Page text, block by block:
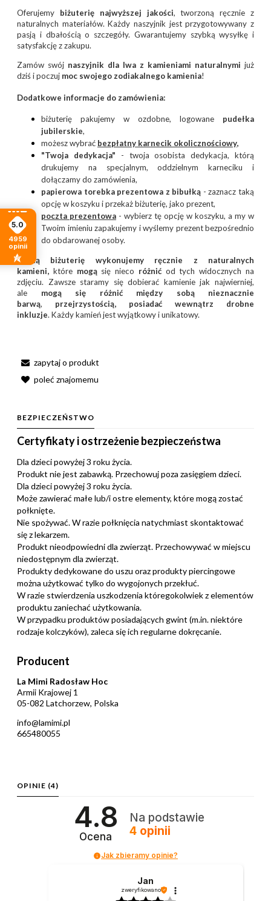
Oferujemy biżuterię najwyższej jakości, tworzoną ręcznie z
naturalnych materiałów. Każdy naszyjnik jest przygotowywany z
pasją i dbałością o szczegóły. Gwarantujemy szybką wysyłkę i
satysfakcję z zakupu.
Zamów swój naszyjnik dla lwa z kamieniami naturalnymi już
dziś i poczuj moc swojego zodiakalnego kamienia!
Dodatkowe informacje do zamówienia:
biżuterię pakujemy w ozdobne, logowane pudełka
jubilerskie,
możesz wybrać bezpłatny karnecik okolicznościowy,
"Twoja dedykacja" - twoja osobista dedykacja, którą
drukujemy na specjalnym, oddzielnym karneciku i
dołączamy do zamówienia,
papierowa torebka prezentowa z bibułką - zaznacz taką
opcję w koszyku i przekaż biżuterię, jako prezent,
poczta prezentowa - wybierz tę opcję w koszyku, a my w
Twoim imieniu zapakujemy i wyślemy prezent bezpośrednio
do obdarowanej osoby.
Naszą biżuterię wykonujemy ręcznie z naturalnych
kamieni, które mogąsię nieco różnićod tych widocznych na
zdjęciu. Zawsze staramy się dobierać kamienie jak najwierniej,
ale mogą się różnić między sobą nieznacznie
barwą, przejrzystością, posiadać wewnątrz drobne
inkluzje. Każdy kamień jest wyjątkowy i unikatowy.
zapytaj o produkt
poleć znajomemu
BEZPIECZEŃSTWO
Certyfikaty i ostrzeżenie bezpieczeństwa
Dla dzieci powyżej 3 roku życia.
Produkt nie jest zabawką. Przechowuj poza zasięgiem dzieci.
Dla dzieci powyżej 3 roku życia.
Może zawierać małe lub/i ostre elementy, które mogą zostać
połknięte.
Nie spożywać. W razie połknięcia natychmiast skontaktować
się z lekarzem.
Produkt nieodpowiedni dla zwierząt. Przechowywać w miejscu
niedostępnym dla zwierząt.
Produkty dedykowane do uszu oraz produkty piercingowe
można użytkować tylko do wygojonych przekłuć.
W razie stwierdzenia uszkodzenia któregokolwiek z elementów
produktu zaniechać użytkowania.
W przypadku produktów posiadających gwint (m.in. niektóre
rodzaje kolczyków), zaleca się ich regularne dokręcanie.
Producent
La Mimi Radosław Hoc
Armii Krajowej 1
05-082 Latchorzew, Polska
info@lamimi.pl
665480055
OPINIE (4)
4.8
Ocena
Na podstawie
4opinii
Jak zbieramy opinie?
Jan
zweryfikowano
5.0
4959
opinii